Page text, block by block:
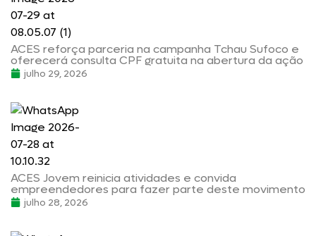
ACES reforça parceria na campanha Tchau Sufoco e
oferecerá consulta CPF gratuita na abertura da ação
julho 29, 2026
ACES Jovem reinicia atividades e convida
empreendedores para fazer parte deste movimento
julho 28, 2026